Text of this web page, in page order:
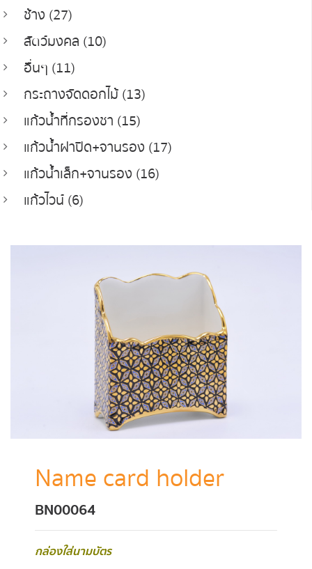
ช้าง (27)
สัตว์มงคล (10)
อื่นๆ (11)
กระถางจัดดอกไม้ (13)
แก้วน้ำที่กรองชา (15)
แก้วน้ำฝาปิด+จานรอง (17)
แก้วน้ำเล็ก+จานรอง (16)
แก้วไวน์ (6)
Name card holder
BN00064
กล่องใส่นามบัตร